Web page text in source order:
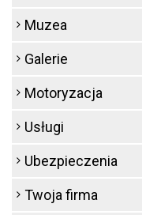
Muzea
Galerie
Motoryzacja
Usługi
Ubezpieczenia
Twoja firma